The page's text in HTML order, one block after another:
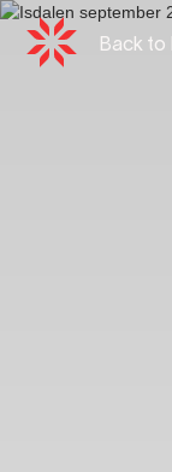
Back to